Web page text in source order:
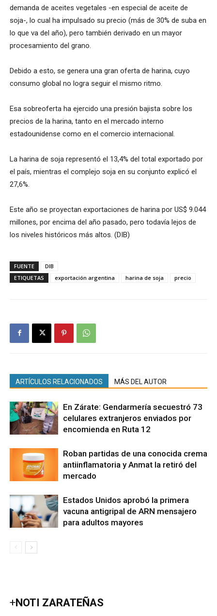
demanda de aceites vegetales -en especial de aceite de
soja-, lo cual ha impulsado su precio (más de 30% de suba en
lo que va del año), pero también derivado en un mayor
procesamiento del grano.
Debido a esto, se genera una gran oferta de harina, cuyo
consumo global no logra seguir el mismo ritmo.
Esa sobreoferta ha ejercido una presión bajista sobre los
precios de la harina, tanto en el mercado interno
estadounidense como en el comercio internacional.
La harina de soja representó el 13,4% del total exportado por
el país, mientras el complejo soja en su conjunto explicó el
27,6%.
Este año se proyectan exportaciones de harina por US$ 9.044
millones, por encima del año pasado, pero todavía lejos de
los niveles históricos más altos. (DIB)
FUENTE
DIB
ETIQUETAS
exportación argentina harina de soja precio
ARTÍCULOS RELACIONADOS MÁS DEL AUTOR
En Zárate: Gendarmería secuestró 73
celulares extranjeros enviados por
encomienda en Ruta 12
Roban partidas de una conocida crema
antiinflamatoria y Anmat la retiró del
mercado
Estados Unidos aprobó la primera
vacuna antigripal de ARN mensajero
para adultos mayores
+NOTI ZARATEÑAS